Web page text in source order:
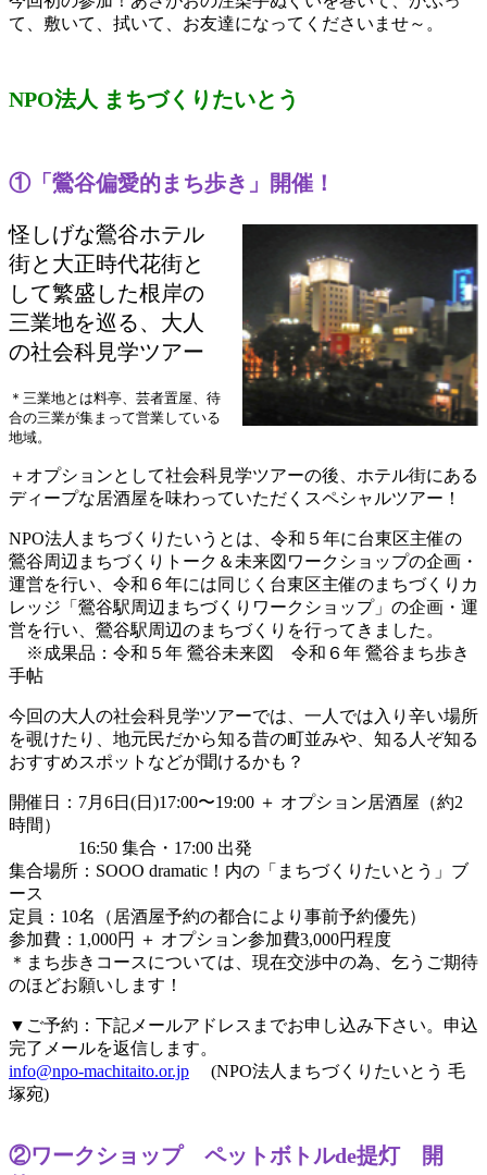
て、敷いて、拭いて、お友達になってくださいませ～。
NPO法人 まちづくりたいとう
①「鶯谷偏愛的まち歩き」開催！
怪しげな鶯谷ホテル
街と大正時代花街と
して繁盛した根岸の
三業地を巡る、大人
の社会科見学ツアー
＊三業地とは料亭、芸者置屋、待
合の三業が集まって営業している
地域。
＋オプションとして社会科見学ツアーの後、ホテル街にある
ディープな居酒屋を味わっていただくスペシャルツアー！
NPO法人まちづくりたいうとは、令和５年に台東区主催の
鶯谷周辺まちづくりトーク＆未来図ワークショップの企画・
運営を行い、令和６年には同じく台東区主催のまちづくりカ
レッジ「鶯谷駅周辺まちづくりワークショップ」の企画・運
営を行い、鶯谷駅周辺のまちづくりを行ってきました。
※成果品：令和５年 鶯谷未来図 令和６年 鶯谷まち歩き
手帖
今回の大人の社会科見学ツアーでは、一人では入り辛い場所
を覗けたり、地元民だから知る昔の町並みや、知る人ぞ知る
おすすめスポットなどが聞けるかも？
開催日：7月6日(日)17:00〜19:00 ＋ オプション居酒屋（約2
時間）
16:50 集合・17:00 出発
集合場所：SOOO dramatic！内の「まちづくりたいとう」ブ
ース
定員：10名（居酒屋予約の都合により事前予約優先）
参加費：1,000円 ＋ オプション参加費3,000円程度
＊まち歩きコースについては、現在交渉中の為、乞うご期待
のほどお願いします！
▼ご予約：下記メールアドレスまでお申し込み下さい。申込
完了メールを返信します。
info@npo-machitaito.or.jp (NPO法人まちづくりたいとう 毛
塚宛)
②ワークショップ ペットボトルde提灯 開